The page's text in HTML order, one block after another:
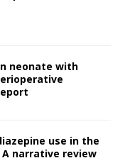
neonate with
use in the
narrative review